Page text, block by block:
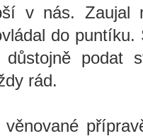
v nás. Zaujal
do
podat
rád.